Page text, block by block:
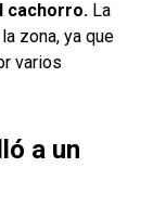
cachorro. La
zona, ya que
varios
a un